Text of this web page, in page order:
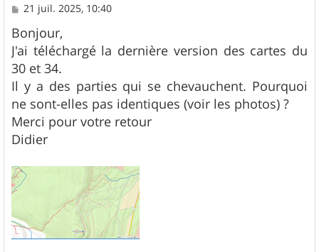
M
s
s
a
g
e
21 juil. 2025, 10:40
Bonjour,
J'ai téléchargé la dernière version des cartes du
30 et 34.
Il y a des parties qui se chevauchent. Pourquoi
ne sont-elles pas identiques (voir les photos) ?
Merci pour votre retour
Didier